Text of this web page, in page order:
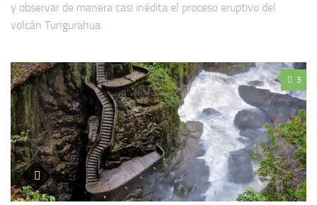
y observar de manera casi inédita el proceso eruptivo del
volcán Tungurahua.
3